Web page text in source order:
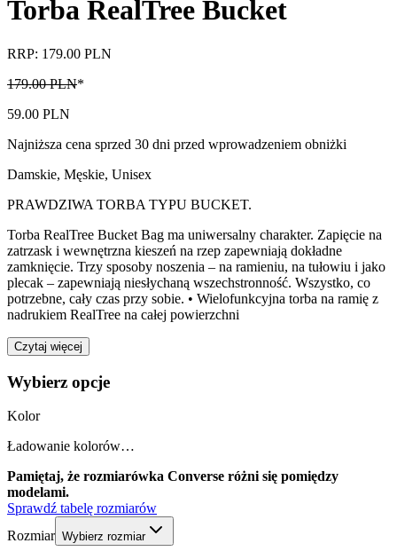
Torba RealTree Bucket
RRP: 179.00 PLN
179.00 PLN*
59.00 PLN
Najniższa cena sprzed 30 dni przed wprowadzeniem obniżki
Damskie, Męskie, Unisex
PRAWDZIWA TORBA TYPU BUCKET.
Torba RealTree Bucket Bag ma uniwersalny charakter. Zapięcie na
zatrzask i wewnętrzna kieszeń na rzep zapewniają dokładne
zamknięcie. Trzy sposoby noszenia – na ramieniu, na tułowiu i jako
plecak – zapewniają niesłychaną wszechstronność. Wszystko, co
potrzebne, cały czas przy sobie. • Wielofunkcyjna torba na ramię z
nadrukiem RealTree na całej powierzchni
Czytaj więcej
Wybierz opcje
Kolor
Ładowanie kolorów…
Pamiętaj, że rozmiarówka Converse różni się pomiędzy
modelami.
Sprawdź tabelę rozmiarów
Rozmiar Wybierz rozmiar